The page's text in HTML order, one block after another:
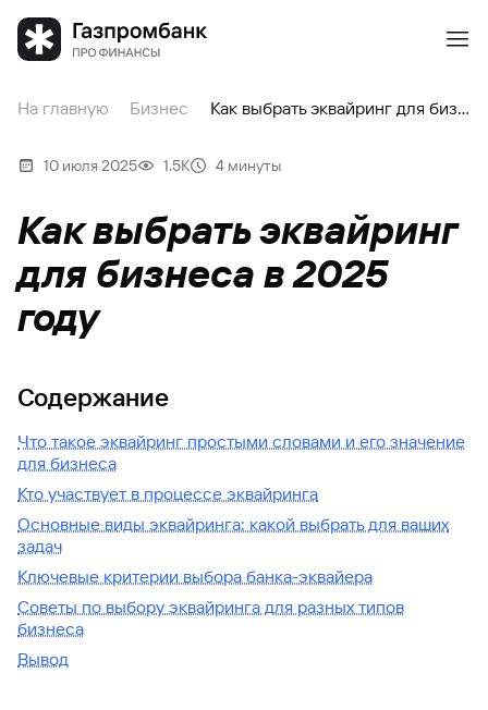
На главную Бизнес Как выбрать эквайринг для бизнеса в 2025 году
10 июля 2025 1.5К 4 минуты
Как выбрать эквайринг
для бизнеса в 2025
году
Содержание
Что такое эквайринг простыми словами и его значение
для бизнеса
Кто участвует в процессе эквайринга
Основные виды эквайринга: какой выбрать для ваших
задач
Ключевые критерии выбора банка-эквайера
Советы по выбору эквайринга для разных типов
бизнеса
Вывод